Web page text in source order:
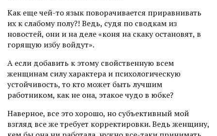
Как еще чей-то язык поворачивается приравнивать
их к слабому полу?! Ведь, судя по сводкам из
новостей, они и на деле «коня на скаку остановят, в
горящую избу войдут».
А если добавить к этому свойственную всем
женщинам силу характера и психологическую
устойчивость, то кто может быть лучшим
работником, как не она, этакое чудо в юбке?
Наверное, все это хорошо, но субъективный мой
взгляд все же требует корректировки. Ведь женщину,